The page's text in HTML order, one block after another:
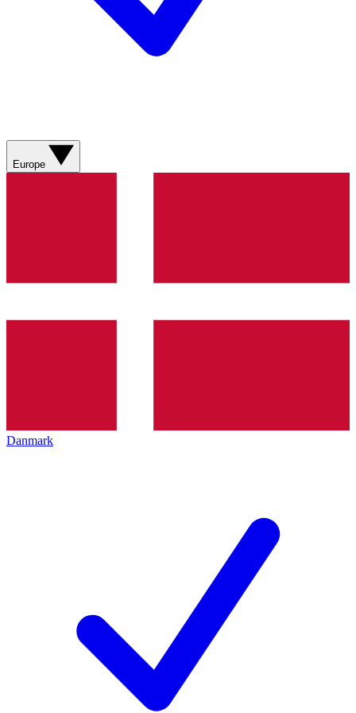
Europe
Danmark